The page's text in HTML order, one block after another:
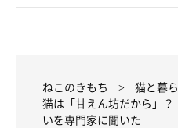
ねこのきもち 猫と暮
猫は「甘えん坊だから」
いを専門家に聞いた